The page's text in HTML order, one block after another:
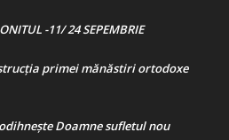
-11/ 24 SEPEMBRIE
primei mănăstiri ortodoxe
Doamne sufletul nou